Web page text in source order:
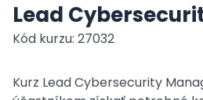
Lead
Kód kurzu: 27032
Kurz Lead Cybersecurity